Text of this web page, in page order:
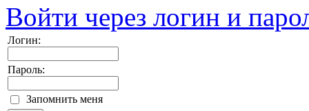
Войти через логин и
Логин:
Пароль:
Запомнить меня